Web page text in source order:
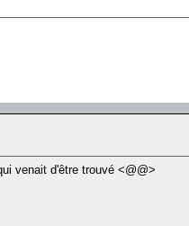
venait d'être trouvé <@@>